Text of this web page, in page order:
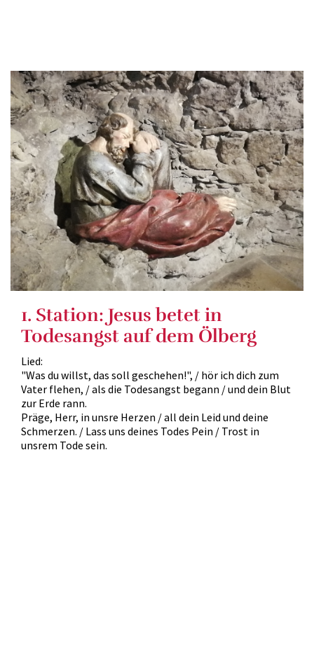
1. Station: Jesus betet in
Todesangst auf dem Ölberg
Lied:
"Was du willst, das soll geschehen!", / hör ich dich zum
Vater flehen, / als die Todesangst begann / und dein Blut
zur Erde rann.
Präge, Herr, in unsre Herzen / all dein Leid und deine
Schmerzen. / Lass uns deines Todes Pein / Trost in
unsrem Tode sein.